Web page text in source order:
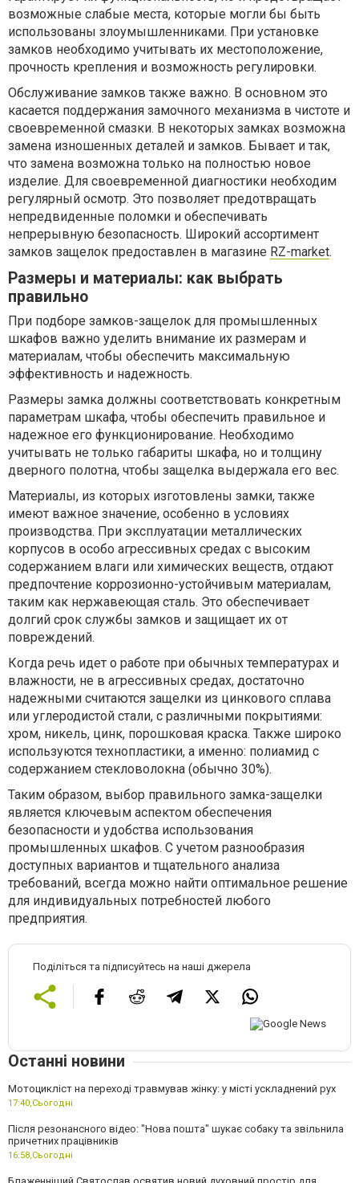
возможные слабые места, которые могли бы быть
использованы злоумышленниками. При установке
замков необходимо учитывать их местоположение,
прочность крепления и возможность регулировки.
Обслуживание замков также важно. В основном это
касается поддержания замочного механизма в чистоте и
своевременной смазки. В некоторых замках возможна
замена изношенных деталей и замков. Бывает и так,
что замена возможна только на полностью новое
изделие. Для своевременной диагностики необходим
регулярный осмотр. Это позволяет предотвращать
непредвиденные поломки и обеспечивать
непрерывную безопасность. Широкий ассортимент
замков защелок предоставлен в магазине RZ-market.
Размеры и материалы: как выбрать
правильно
При подборе замков-защелок для промышленных
шкафов важно уделить внимание их размерам и
материалам, чтобы обеспечить максимальную
эффективность и надежность.
Размеры замка должны соответствовать конкретным
параметрам шкафа, чтобы обеспечить правильное и
надежное его функционирование. Необходимо
учитывать не только габариты шкафа, но и толщину
дверного полотна, чтобы защелка выдержала его вес.
Материалы, из которых изготовлены замки, также
имеют важное значение, особенно в условиях
производства. При эксплуатации металлических
корпусов в особо агрессивных средах с высоким
содержанием влаги или химических веществ, отдают
предпочтение коррозионно-устойчивым материалам,
таким как нержавеющая сталь. Это обеспечивает
долгий срок службы замков и защищает их от
повреждений.
Когда речь идет о работе при обычных температурах и
влажности, не в агрессивных средах, достаточно
надежными считаются защелки из цинкового сплава
или углеродистой стали, с различными покрытиями:
хром, никель, цинк, порошковая краска. Также широко
используются технопластики, а именно: полиамид с
содержанием стекловолокна (обычно 30%).
Таким образом, выбор правильного замка-защелки
является ключевым аспектом обеспечения
безопасности и удобства использования
промышленных шкафов. С учетом разнообразия
доступных вариантов и тщательного анализа
требований, всегда можно найти оптимальное решение
для индивидуальных потребностей любого
предприятия.
Поділіться та підписуйтесь на наші джерела
Останні новини
Мотоцикліст на переході травмував жінку: у місті ускладнений рух
17:40, Сьогодні
Після резонансного відео: "Нова пошта" шукає собаку та звільнила
причетних працівників
16:58, Сьогодні